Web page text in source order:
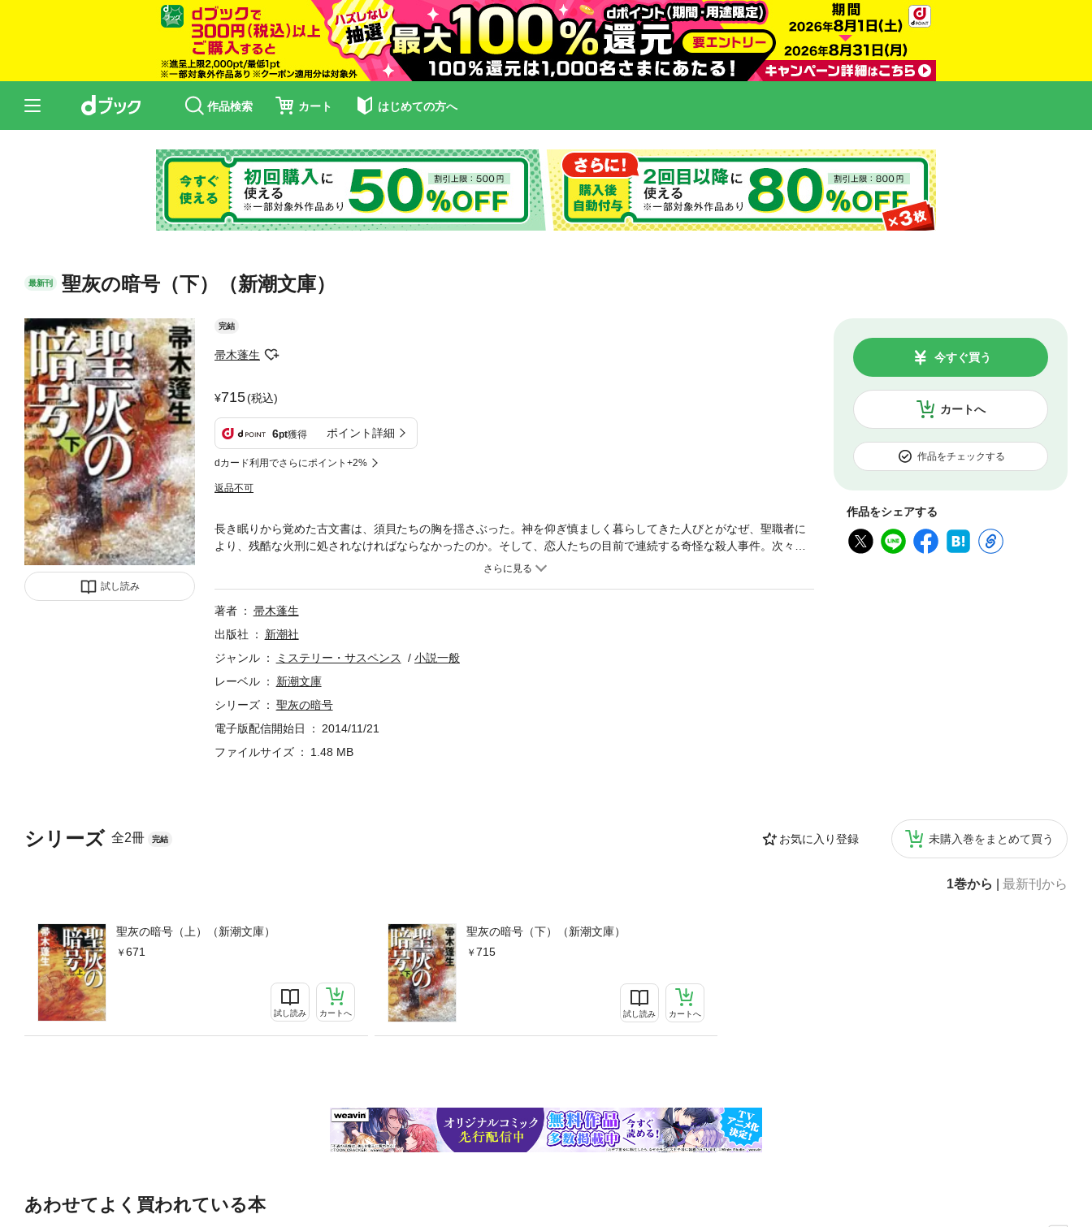
作品検索 カート はじめての方へ
最新刊 聖灰の暗号（下）（新潮文庫）
試し読み
完結
帚木蓬生
715(税込)
6pt獲得 ポイント詳細
dカード利用でさらにポイント+2%
返品不可
カートへ
今すぐ買う
作品をチェックする
作品をシェアする
シリーズ 全2冊 完結 お気に入り登録 未購入巻をまとめて買う
1巻から 最新刊から
聖灰の暗号（上）（新潮文庫）
671
試し読み カートへ
聖灰の暗号（下）（新潮文庫）
715
試し読み カートへ
長き眠りから覚めた古文書は、須貝たちの胸を揺さぶった。神を仰ぎ慎ましく暮らしてきた人びとがなぜ、聖職者に
より、残酷な火刑に処されなければならなかったのか。そして、恋人たちの目前で連続する奇怪な殺人事件。次々と
暗号を解いてきた須貝とクリスチーヌの行く手には、闇が顎を開けていた。遥かな過去、遠きヨーロッパの地から、
著者
帚木蓬生
出版社
新潮社
ジャンル
ミステリー・サスペンス
小説一般
レーベル
新潮文庫
シリーズ
聖灰の暗号
電子版配信開始日
2014/11/21
ファイルサイズ
1.48 MB
あわせてよく買われている本